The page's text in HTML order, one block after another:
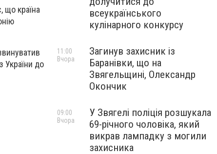
що країна
України до
всеукраїнського
кулінарного конкурсу
Загинув захисник із
Баранівки, що на
Звягельщині, Олександр
Окончик
11:00
Вчора
У Звягелі поліція розшукала
69-річного чоловіка, який
викрав лампадку з могили
захисника
09:00
Вчора